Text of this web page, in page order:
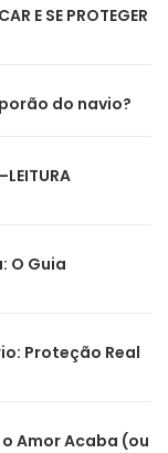
E SE PROTEGER
do navio?
O Guia
Proteção Real
Amor Acaba (ou